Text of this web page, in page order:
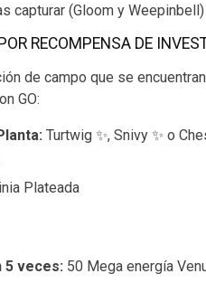
capturar (Gloom y
RECOMPENSA DE
de campo que se
GO:
Turtwig ✨, Snivy ✨ o
Plateada
5 veces: 50 Mega energía